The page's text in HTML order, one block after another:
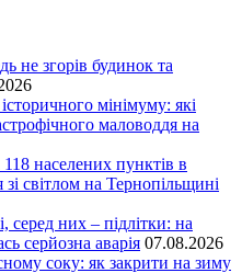
не згорів будинок та
мінімуму: які
маловоддя на
населених пунктів в
зі світлом на Тернопільщині
серед них – підлітки: на
серйозна аварія 07.08.2026
соку: як закрити на зиму